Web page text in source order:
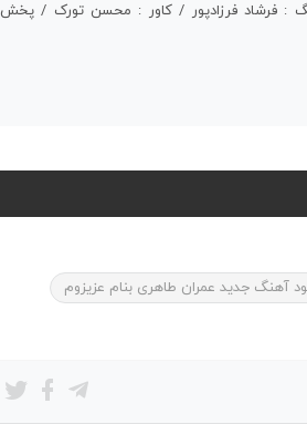
: فرشاد فرزادپور / کاور : محسن تورک / پخش
آهنگ جدید عمران طاهری بنام عزیزوم